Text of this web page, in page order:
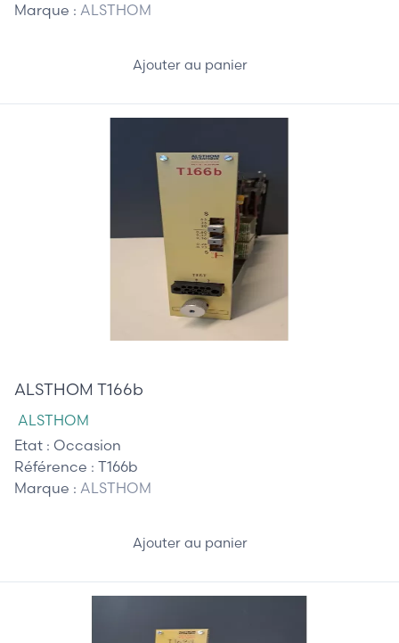
Marque : ALSTHOM
Ajouter au panier
ALSTHOM T166b
ALSTHOM
Etat : Occasion
Référence : T166b
Marque : ALSTHOM
Ajouter au panier